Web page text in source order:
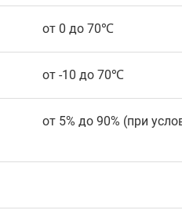
от 0 до 70℃
от -10 до 70℃
от 5% до 90% (при